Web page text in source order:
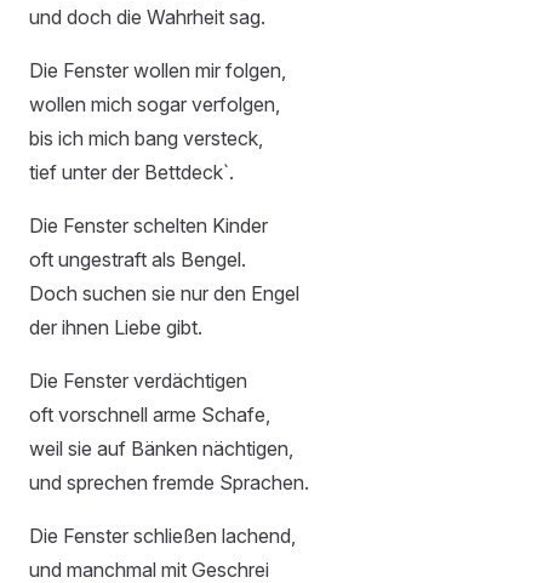
und doch die Wahrheit sag.
Die Fenster wollen mir folgen,
wollen mich sogar verfolgen,
bis ich mich bang versteck,
tief unter der Bettdeck`.
Die Fenster schelten Kinder
oft ungestraft als Bengel.
Doch suchen sie nur den Engel
der ihnen Liebe gibt.
Die Fenster verdächtigen
oft vorschnell arme Schafe,
weil sie auf Bänken nächtigen,
und sprechen fremde Sprachen.
Die Fenster schließen lachend,
und manchmal mit Geschrei